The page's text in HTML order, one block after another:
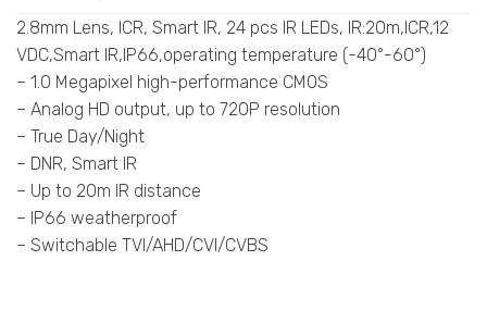
4
2.8mm Lens, ICR, Smart IR, 24 pcs IR LEDs, IR:20m,ICR,12
VDC,Smart IR,IP66,operating temperature (-40°-60°)
– 1.0 Megapixel high-performance CMOS
– Analog HD output, up to 720P resolution
– True Day/Night
– DNR, Smart IR
– Up to 20m IR distance
– IP66 weatherproof
– Switchable TVI/AHD/CVI/CVBS